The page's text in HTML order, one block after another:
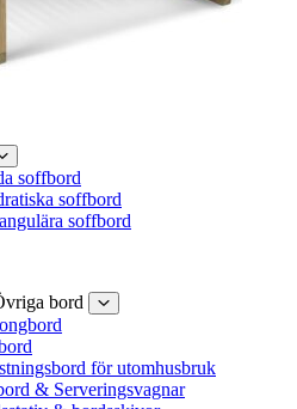
soffbord
soffbord
soffbord
bord
för utomhusbruk
& Serveringsvagnar